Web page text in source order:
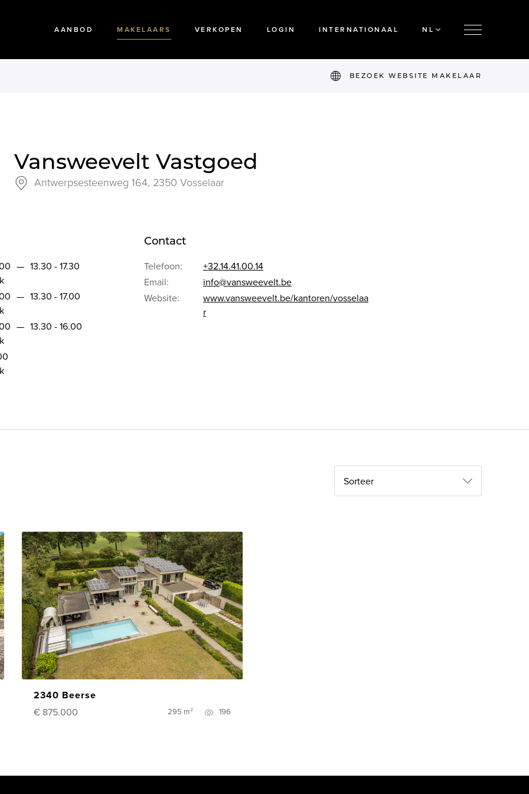
AANBOD MAKELAARS VERKOPEN LOGIN INTERNATIONAAL NL
BEZOEK WEBSITE MAKELAAR
Vansweevelt Vastgoed
Antwerpsesteenweg 164, 2350 Vosselaar
— 13.30 - 17.30
— 13.30 - 17.00
— 13.30 - 16.00
Contact
Telefoon:
+32.14.41.00.14
Email:
info@vansweevelt.be
Website:
www.vansweevelt.be/kantoren/vosselaa
r
Sorteer
2340 Beerse
€ 875.000
295 m² 196